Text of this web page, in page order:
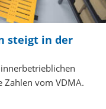
steigt in der
Zahlen vom VDMA.